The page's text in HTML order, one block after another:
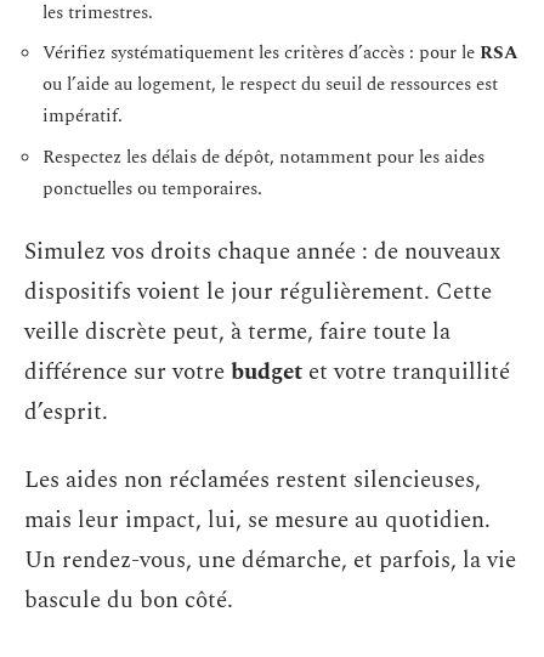
les trimestres.
Vérifiez systématiquement les critères d’accès : pour le RSA
ou l’aide au logement, le respect du seuil de ressources est
impératif.
Respectez les délais de dépôt, notamment pour les aides
ponctuelles ou temporaires.
Simulez vos droits chaque année : de nouveaux
dispositifs voient le jour régulièrement. Cette
veille discrète peut, à terme, faire toute la
différence sur votrebudget et votre tranquillité
d’esprit.
Les aides non réclamées restent silencieuses,
mais leur impact, lui, se mesure au quotidien.
Un rendez-vous, une démarche, et parfois, la vie
bascule du bon côté.